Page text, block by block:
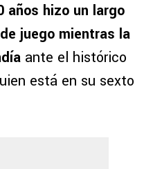
años hizo un largo
juego mientras la
ante el histórico
está en su sexto